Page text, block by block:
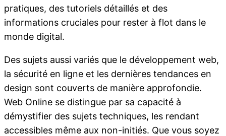
pratiques, des tutoriels détaillés et des
informations cruciales pour rester à flot dans le
monde digital.
Des sujets aussi variés que le développement web,
la sécurité en ligne et les dernières tendances en
design sont couverts de manière approfondie.
Web Online se distingue par sa capacité à
démystifier des sujets techniques, les rendant
accessibles même aux non-initiés. Que vous soyez